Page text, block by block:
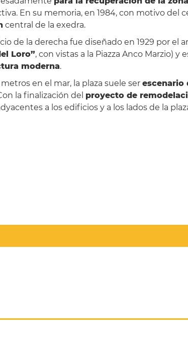
En su memoria, en 1984, con motivo del
central de la exedra.
de la derecha fue diseñado en 1929 por el
Loro”, con vistas a la Piazza Anco Marzio)
moderna.
en el mar, la plaza suele ser escenario
la finalización del proyecto de
a los edificios y a los lados de la